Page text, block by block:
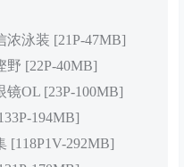
浓泳装 [21P-47MB]
野 [22P-40MB]
镜OL [23P-100MB]
194MB]
[118P1V-292MB]